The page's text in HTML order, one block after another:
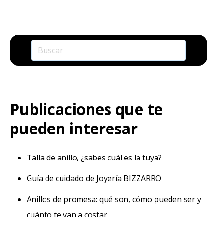
Publicaciones que te
pueden interesar
Talla de anillo, ¿sabes cuál es la tuya?
Guía de cuidado de Joyería BIZZARRO
Anillos de promesa: qué son, cómo pueden ser y
cuánto te van a costar